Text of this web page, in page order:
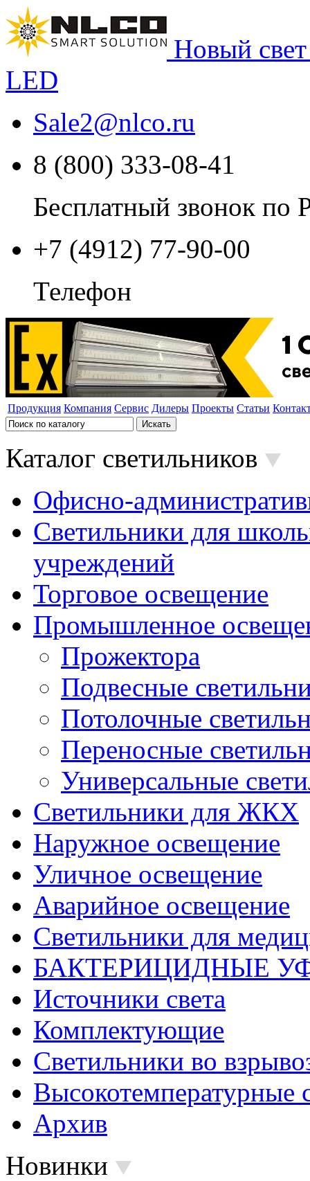
Новый
LED
Sale2@nlco.ru
8 (800) 333-08-41
Бесплатный звонок по
+7 (4912) 77-90-00
Телефон
Продукция Компания Сервис Дилеры Проекты Статьи
Каталог светильников
Офисно-
Светильники для
учреждений
Торговое освещение
Промышленное
Прожектора
Подвесные
Потолочные
Переносные
Универсальные
Светильники для ЖКХ
Наружное освещение
Уличное освещение
Аварийное освещение
Светильники для
БАКТЕРИЦИДНЫЕ
Источники света
Комплектующие
Светильники во
Высокотемпературные
Архив
Новинки